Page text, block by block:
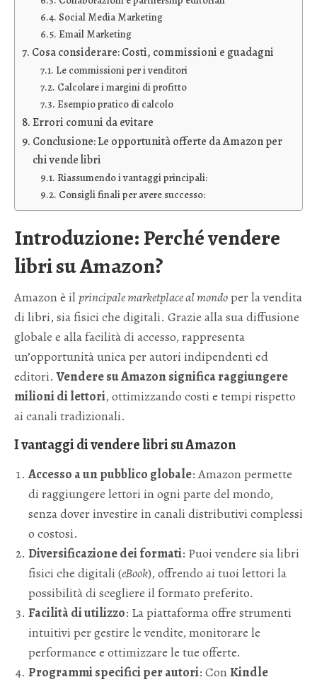
Social Media Marketing
Email Marketing
Cosa considerare: Costi, commissioni e guadagni
Le commissioni per i venditori
Calcolare i margini di profitto
Esempio pratico di calcolo
Errori comuni da evitare
Conclusione: Le opportunità offerte da Amazon per
chi vende libri
Riassumendo i vantaggi principali:
Consigli finali per avere successo:
Introduzione: Perché vendere
libri su Amazon?
Amazon è ilprincipale marketplace al mondoper la vendita
di libri, sia fisici che digitali. Grazie alla sua diffusione
globale e alla facilità di accesso, rappresenta
un’opportunità unica per autori indipendenti ed
editori.Vendere su Amazon significa raggiungere
milioni di lettori, ottimizzando costi e tempi rispetto
ai canali tradizionali.
I vantaggi di vendere libri su Amazon
Accesso a un pubblico globale: Amazon permette
di raggiungere lettori in ogni parte del mondo,
senza dover investire in canali distributivi complessi
o costosi.
Diversificazione dei formati: Puoi vendere sia libri
fisici che digitali (eBook), offrendo ai tuoi lettori la
possibilità di scegliere il formato preferito.
Facilità di utilizzo: La piattaforma offre strumenti
intuitivi per gestire le vendite, monitorare le
performance e ottimizzare le tue offerte.
Programmi specifici per autori: Con Kindle